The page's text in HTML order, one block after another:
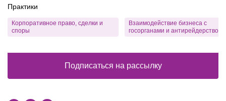
Практики
Корпоративное право, сделки и
споры
Взаимодействие бизнеса с
госорганами и антирейдерство
Подписаться на рассылку